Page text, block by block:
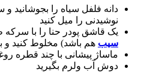
دانه فلفل سیاه را بجوشانید
نوشیدنی را میل کنید
یک قاشق پودر حنا را با سرکه
سیب هم باشد) مخلوط کنید و
ماساژ پیشانی با چند قطره
دوش آب ولرم بگیرید